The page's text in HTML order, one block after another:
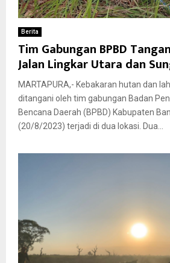
Berita
Tim Gabungan BPBD
Jalan Lingkar Utara dan
MARTAPURA,- Kebakaran hutan dan
ditangani oleh tim gabungan Badan
Bencana Daerah (BPBD) Kabupaten
(20/8/2023) terjadi di dua lokasi. Dua...